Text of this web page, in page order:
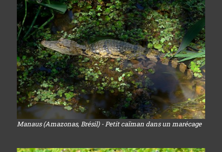
Manaus (Amazonas, Brésil) - Petit caïman dans un marécage